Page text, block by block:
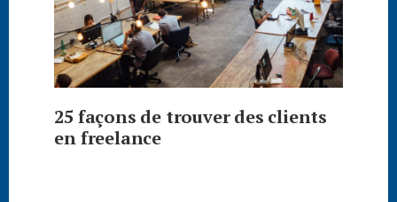
25 façons de trouver des clients
en freelance